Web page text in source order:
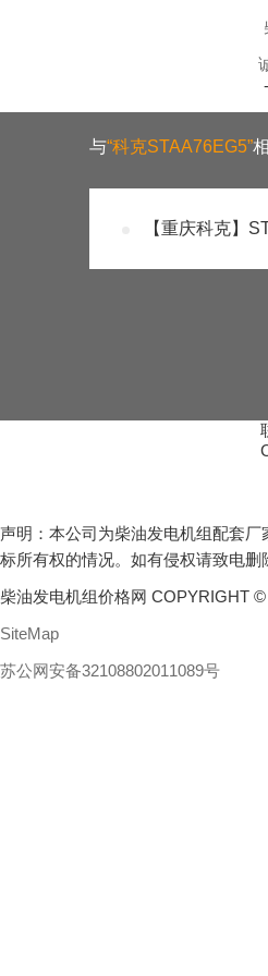
-
与“科克STAA76EG5”
【重庆科克】
声明：本公司为柴油发电机组配套
标所有权的情况。如有侵权请致电删
柴油发电机组价格网 COPYRIGHT
SiteMap
苏公网安备32108802011089号